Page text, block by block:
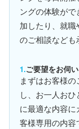
ングの体験が
加したり、就
のご相談なども
ご要望をお伺い
まずはお客様
し、お一人お
に最適な内容
客様専用の内容